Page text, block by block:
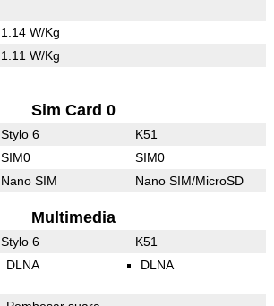
1.14 W/Kg
1.11 W/Kg
Sim Card 0
Stylo 6 K51
SIM0 SIM0
Nano SIM Nano SIM/MicroSD
Multimedia
Stylo 6 K51
DLNA DLNA